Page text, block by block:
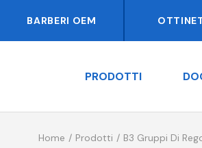
BARBERI OEM
PRODOTTI
Home Prodotti B3 Gruppi Di